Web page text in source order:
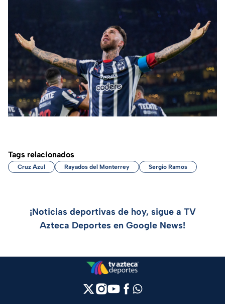
Tags relacionados
Cruz Azul Rayados del Monterrey Sergio Ramos
¡Noticias deportivas de hoy, sigue a TV
Azteca Deportes en Google News!